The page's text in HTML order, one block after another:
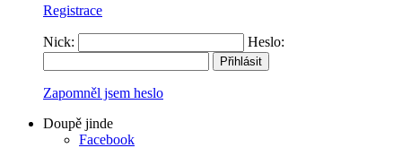
Registrace
Nick: Heslo:
Zapomněl jsem heslo
Doupě jinde
Facebook